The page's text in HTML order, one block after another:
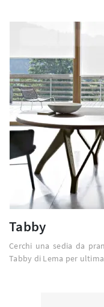
Tabby
Cerchi una sedia da
Tabby di Lema per